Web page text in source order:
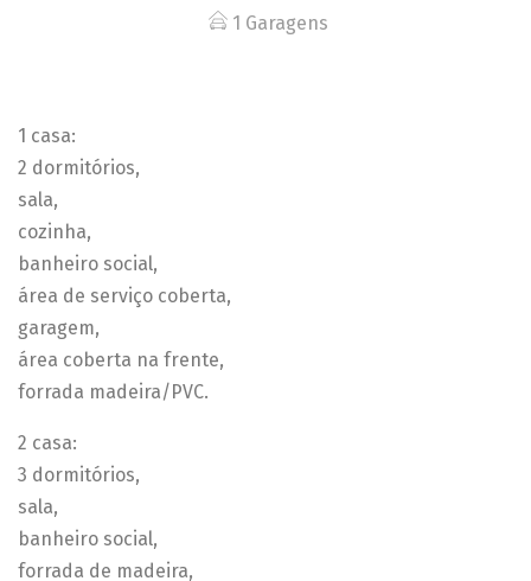
1 Garagens
1 casa:
2 dormitórios,
sala,
cozinha,
banheiro social,
área de serviço coberta,
garagem,
área coberta na frente,
forrada madeira/PVC.
2 casa:
3 dormitórios,
sala,
banheiro social,
forrada de madeira,